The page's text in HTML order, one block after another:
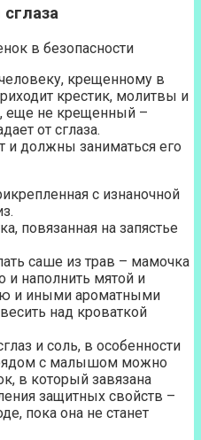
в безопасности
крещенному в
крестик, молитвы и
еще не крещенный –
от сглаза.
и должны заниматься его
с изнаночной
повязанная на запястье
саше из трав – мамочка
и наполнить мятой и
и иными ароматными
над кроваткой
и соль, в особенности
с малышом можно
в который завязана
защитных свойств –
пока она не станет